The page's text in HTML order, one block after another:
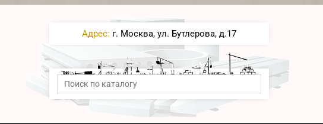
Адрес: г. Москва, ул. Бутлерова, д.17